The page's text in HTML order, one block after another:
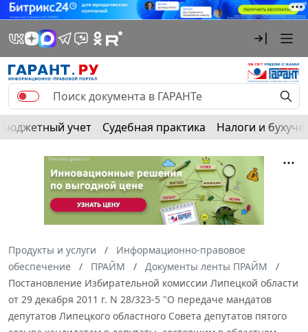
Бюджетный учет Судебная практика Налоги и
Продукты и услуги
Информационно-правовое
обеспечение
ПРАЙМ
Документы ленты ПРАЙМ
Постановление Избирательной комиссии Липецкой области
от 29 декабря 2011 г. N 28/323-5 "О передаче мандатов
депутатов Липецкого областного Совета депутатов пятого